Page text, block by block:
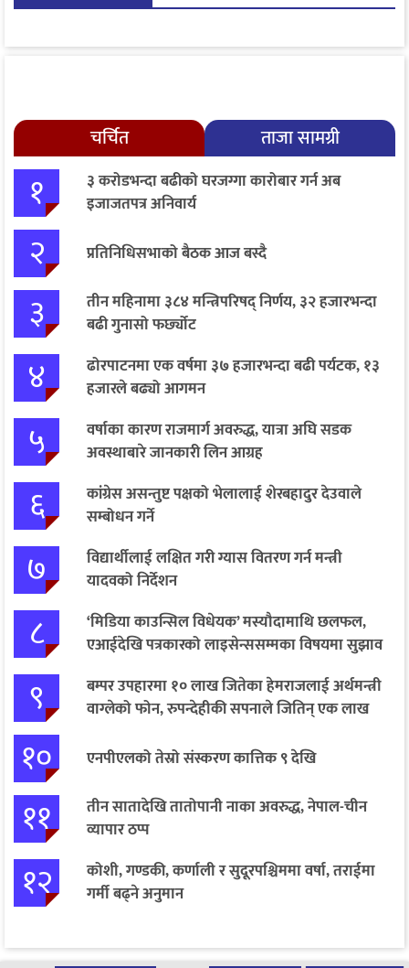
चर्चित ताजा सामग्री
१
३ करोडभन्दा बढीको घरजग्गा कारोबार गर्न अब
इजाजतपत्र अनिवार्य
२ प्रतिनिधिसभाको बैठक आज बस्दै
३
तीन महिनामा ३८४ मन्त्रिपरिषद् निर्णय, ३२ हजारभन्दा
बढी गुनासो फर्छ्योट
४
ढोरपाटनमा एक वर्षमा ३७ हजारभन्दा बढी पर्यटक, १३
हजारले बढ्यो आगमन
५
वर्षाका कारण राजमार्ग अवरुद्ध, यात्रा अघि सडक
अवस्थाबारे जानकारी लिन आग्रह
६
कांग्रेस असन्तुष्ट पक्षको भेलालाई शेरबहादुर देउवाले
सम्बोधन गर्ने
७
विद्यार्थीलाई लक्षित गरी ग्यास वितरण गर्न मन्त्री
यादवको निर्देशन
८
‘मिडिया काउन्सिल विधेयक’ मस्यौदामाथि छलफल,
एआईदेखि पत्रकारको लाइसेन्ससम्मका विषयमा सुझाव
९
बम्पर उपहारमा १० लाख जितेका हेमराजलाई अर्थमन्त्री
वाग्लेको फोन, रुपन्देहीकी सपनाले जितिन् एक लाख
१० एनपीएलको तेस्रो संस्करण कात्तिक ९ देखि
११
तीन सातादेखि तातोपानी नाका अवरुद्ध, नेपाल-चीन
व्यापार ठप्प
१२
कोशी, गण्डकी, कर्णाली र सुदूरपश्चिममा वर्षा, तराईमा
गर्मी बढ्ने अनुमान